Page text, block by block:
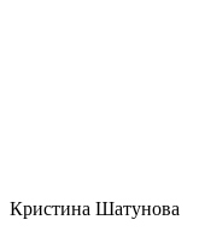
Кристина Шатунова